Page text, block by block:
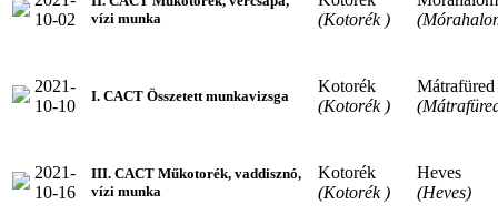
10-02
vízi munka
(Kotorék )
2021-
10-10
I. CACT Összetett munkavizsga
Kotorék
(Kotorék )
Mátrafüred
2021-
10-16
III. CACT Műkotorék, vaddisznó,
vízi munka
Kotorék
(Kotorék )
Heves
(Heves)